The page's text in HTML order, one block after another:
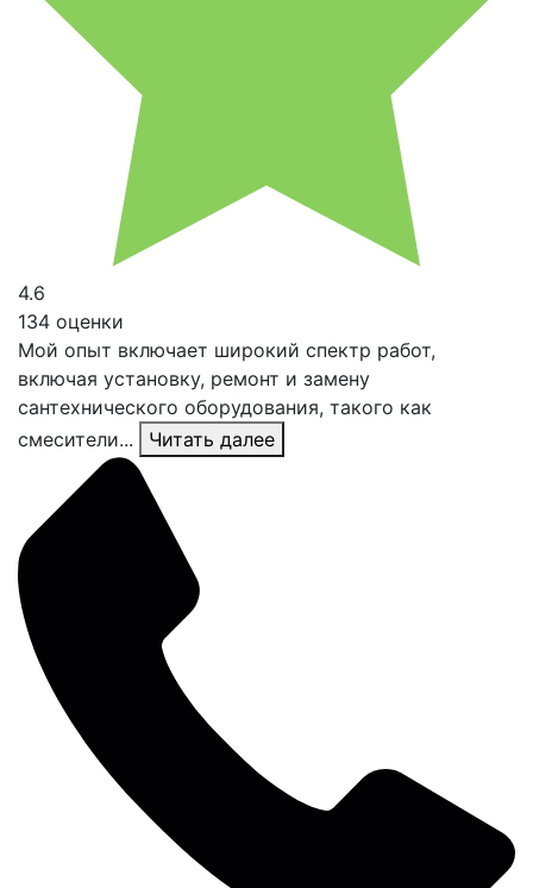
4.6
134 оценки
Мой опыт включает широкий спектр работ,
включая установку, ремонт и замену
сантехнического оборудования, такого как
смесители...
Читать далее